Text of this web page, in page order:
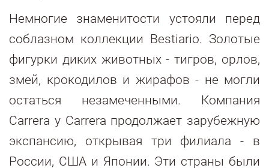
Немногие знаменитости устояли перед
соблазном коллекции Bestiario. Золотые
фигурки диких животных - тигров, орлов,
змей, крокодилов и жирафов - не могли
остаться незамеченными. Компания
Carrera y Carrera продолжает зарубежную
экспансию, открывая три филиала - в
России, США и Японии. Эти страны были